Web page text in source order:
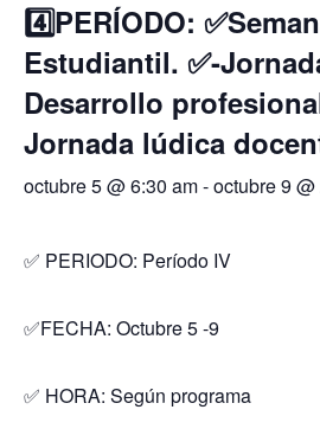
4️⃣PERÍODO:
Estudiantil. ✅-
Desarrollo
Jornada lúdica
octubre 5 @ 6:30 am-octubre 9
✅ PERIODO: Período IV
✅FECHA: Octubre 5 -9
✅ HORA: Según programa